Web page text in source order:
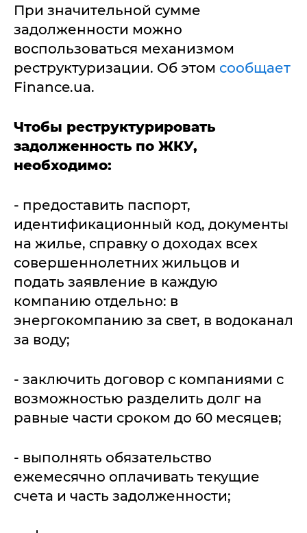
При значительной сумме
задолженности можно
воспользоваться механизмом
реструктуризации. Об этом сообщает
Finance.ua.
Чтобы реструктурировать
задолженность по ЖКУ,
необходимо:
- предоставить паспорт,
идентификационный код, документы
на жилье, справку о доходах всех
совершеннолетних жильцов и
подать заявление в каждую
компанию отдельно: в
энергокомпанию за свет, в водоканал
за воду;
- заключить договор с компаниями с
возможностью разделить долг на
равные части сроком до 60 месяцев;
- выполнять обязательство
ежемесячно оплачивать текущие
счета и часть задолженности;